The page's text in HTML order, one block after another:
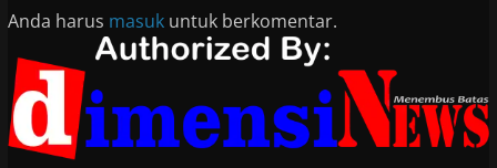
Anda harus masukuntuk berkomentar.